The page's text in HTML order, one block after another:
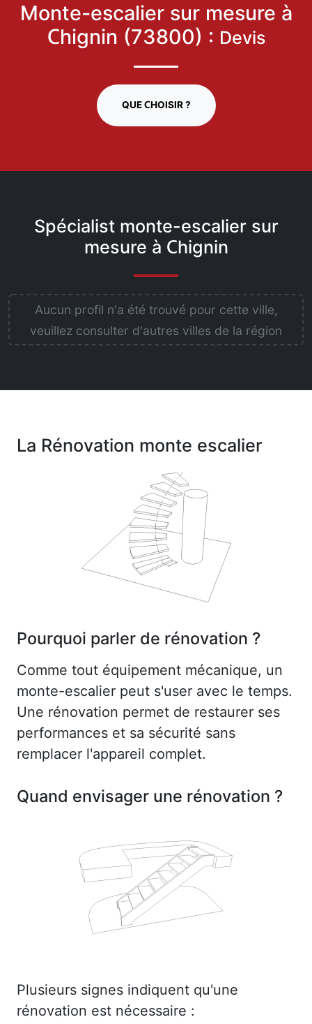
Monte-escalier sur mesure à
Chignin (73800) : Devis
QUE CHOISIR ?
Spécialist monte-escalier sur
mesure à Chignin
Aucun profil n'a été trouvé pour cette ville,
veuillez consulter d'autres villes de la région
La Rénovation monte escalier
Pourquoi parler de rénovation ?
Comme tout équipement mécanique, un
monte-escalier peut s'user avec le temps.
Une rénovation permet de restaurer ses
performances et sa sécurité sans
remplacer l'appareil complet.
Quand envisager une rénovation ?
Plusieurs signes indiquent qu'une
rénovation est nécessaire :